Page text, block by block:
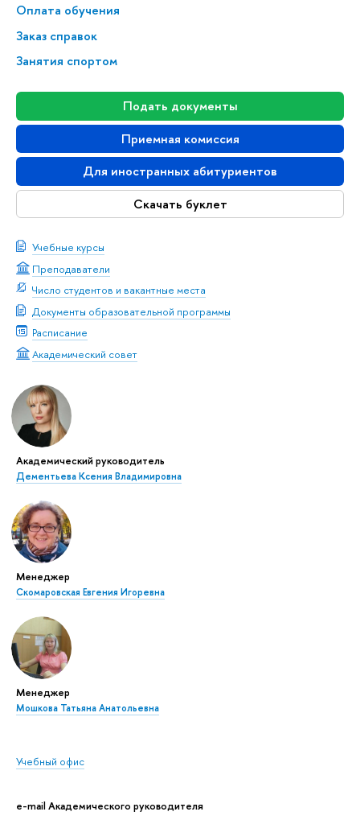
Оплата обучения
Заказ справок
Занятия спортом
Подать документы
Приемная комиссия
Для иностранных абитуриентов
Скачать буклет
Учебные курсы
Преподаватели
Число студентов и вакантные места
Документы образовательной программы
Расписание
Академический совет
Академический руководитель
Дементьева Ксения Владимировна
Менеджер
Скомаровская Евгения Игоревна
Менеджер
Мошкова Татьяна Анатольевна
Учебный офис
e-mail Академического руководителя